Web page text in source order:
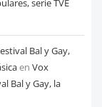
serie TVE
Bal y Gay,
en Vox
Bal y Gay, la